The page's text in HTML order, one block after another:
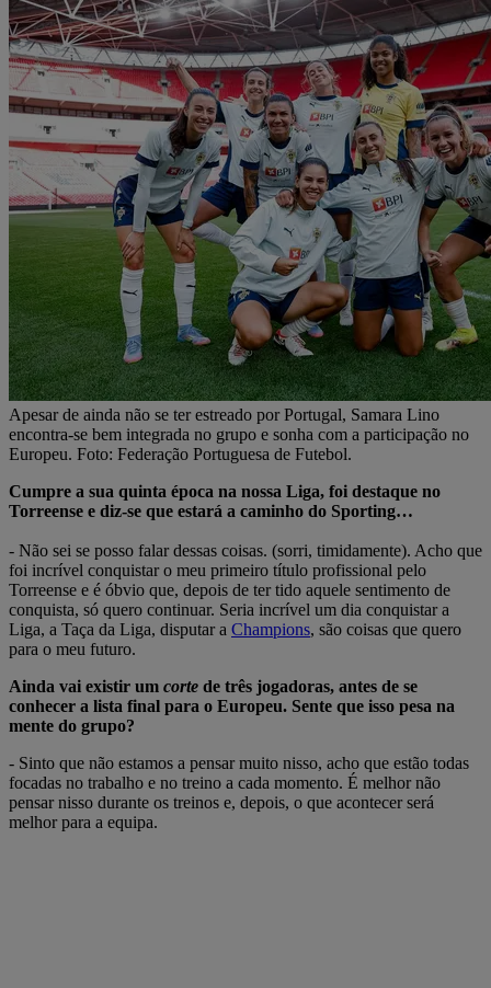
Apesar de ainda não se ter estreado por Portugal, Samara Lino
encontra-se bem integrada no grupo e sonha com a participação no
Europeu. Foto: Federação Portuguesa de Futebol.
Cumpre a sua quinta época na nossa Liga, foi destaque no
Torreense e diz-se que estará a caminho do Sporting…
- Não sei se posso falar dessas coisas. (sorri, timidamente). Acho que
foi incrível conquistar o meu primeiro título profissional pelo
Torreense e é óbvio que, depois de ter tido aquele sentimento de
conquista, só quero continuar. Seria incrível um dia conquistar a
Liga, a Taça da Liga, disputar a Champions, são coisas que quero
para o meu futuro.
Ainda vai existir um corte de três jogadoras, antes de se
conhecer a lista final para o Europeu. Sente que isso pesa na
mente do grupo?
- Sinto que não estamos a pensar muito nisso, acho que estão todas
focadas no trabalho e no treino a cada momento. É melhor não
pensar nisso durante os treinos e, depois, o que acontecer será
melhor para a equipa.